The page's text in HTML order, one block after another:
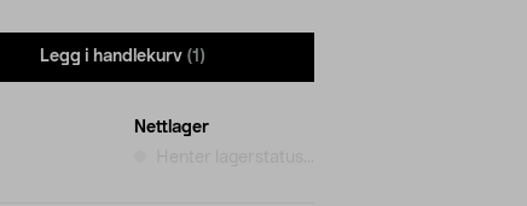
Legg i handlekurv (1)
Nettlager